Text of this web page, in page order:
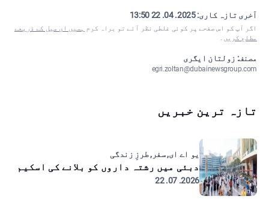
آخری تازہ کاری:2025. 04. 22 13:50
اگر آپ کو اس صفحے پر کوئی غلطی نظر آئے تو براہ کرم ہمیں ای میل کے ذریعے
مطلع کریں ۔
مصنف: زولتان ایگری
egri.zoltan@dubainewsgroup.com
تازہ ترین خبریں
یو اے ای, سفر, طرزِ زندگی
دبئی میں رشتہ داروں کو بلانے کی اسکیم
2026. 07. 22